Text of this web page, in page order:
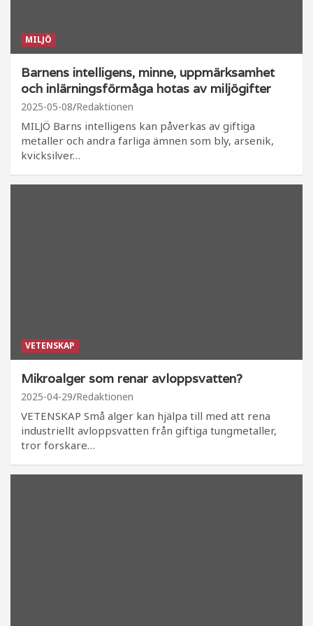
MILJÖ
Barnens intelligens, minne, uppmärksamhet
och inlärningsförmåga hotas av miljögifter
2025-05-08 Redaktionen
MILJÖ Barns intelligens kan påverkas av giftiga
metaller och andra farliga ämnen som bly, arsenik,
kvicksilver…
VETENSKAP
Mikroalger som renar avloppsvatten?
2025-04-29 Redaktionen
VETENSKAP Små alger kan hjälpa till med att rena
industriellt avloppsvatten från giftiga tungmetaller,
tror forskare…